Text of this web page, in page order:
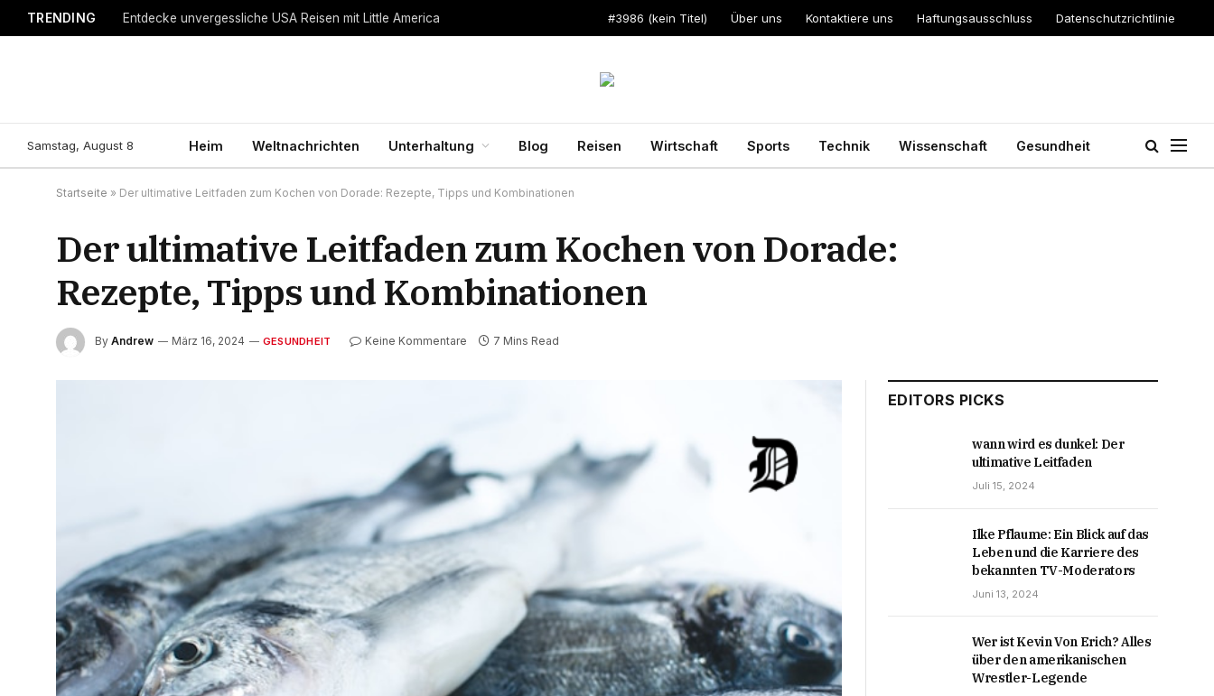
TRENDING Entdecke unvergessliche USA Reisen mit Little America #3986 (kein Titel) Über uns Kontaktiere uns Haftungsausschluss Datenschutzrichtlinie
Samstag, August 8 Heim Weltnachrichten Unterhaltung Blog Reisen Wirtschaft Sports Technik Wissenschaft Gesundheit
Startseite » Der ultimative Leitfaden zum Kochen von Dorade: Rezepte, Tipps und Kombinationen
Der ultimative Leitfaden zum Kochen von Dorade:
Rezepte, Tipps und Kombinationen
By Andrew März 16, 2024 GESUNDHEIT Keine Kommentare 7 Mins Read
EDITORS PICKS
wann wird es dunkel: Der
ultimative Leitfaden
Juli 15, 2024
Ilke Pflaume: Ein Blick auf das
Leben und die Karriere des
bekannten TV-Moderators
Juni 13, 2024
Wer ist Kevin Von Erich? Alles
über den amerikanischen
Wrestler-Legende